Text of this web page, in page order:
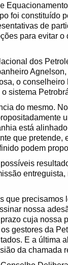
foi constituído
de
para evitar
dos
o
sistema
do mesmo.
está
que pretende,
podem
que precisamos
nossa
cuja nossa
gestores da
E a última
da chamada